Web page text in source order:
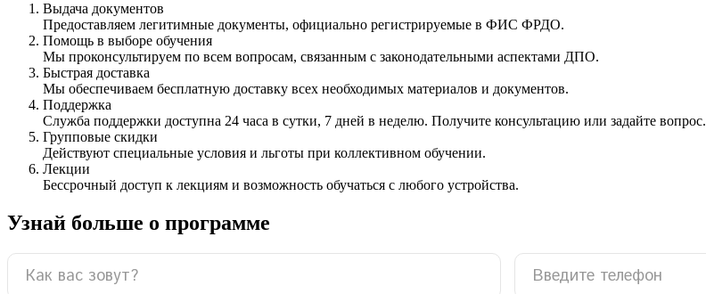
Выдача документов
Предоставляем легитимные документы, официально регистрируемые в ФИС ФРДО.
Помощь в выборе обучения
Мы проконсультируем по всем вопросам, связанным с законодательными аспектами ДПО.
Быстрая доставка
Мы обеспечиваем бесплатную доставку всех необходимых материалов и документов.
Поддержка
Служба поддержки доступна 24 часа в сутки, 7 дней в неделю. Получите консультацию или задайте вопрос.
Групповые скидки
Действуют специальные условия и льготы при коллективном обучении.
Лекции
Бессрочный доступ к лекциям и возможность обучаться с любого устройства.
Узнай больше о программе